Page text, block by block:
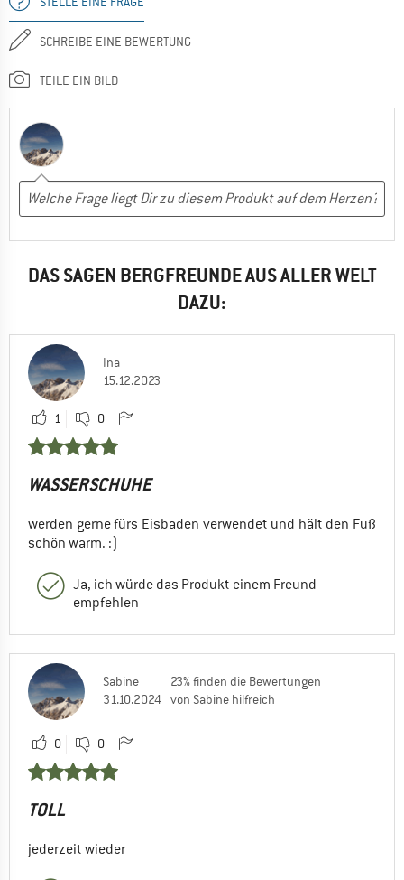
SCHREIBE EINE BEWERTUNG
TEILE EIN BILD
DAS SAGEN BERGFREUNDE AUS ALLER WELT
DAZU:
Ina
15.12.2023
1 0
WASSERSCHUHE
werden gerne fürs Eisbaden verwendet und hält den Fuß
schön warm. :)
Ja, ich würde das Produkt einem Freund
empfehlen
Sabine
31.10.2024
23% finden die Bewertungen
von Sabine hilfreich
0 0
TOLL
jederzeit wieder